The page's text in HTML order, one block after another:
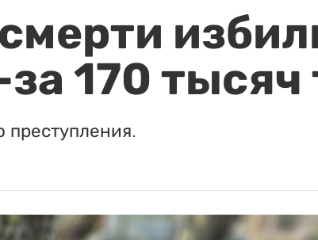
170 тысяч
преступления.